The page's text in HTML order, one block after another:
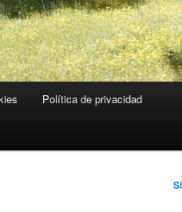
Política de privacidad